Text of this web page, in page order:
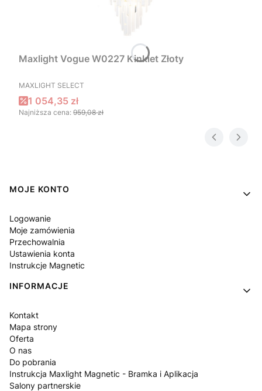
Maxlight Vogue W0227 Kinkiet Złoty
PRODUCENT
MAXLIGHT SELECT
Cena promocyjna
1 054,35 zł
Najniższa cena: 959,08 zł
Linki w stopce
MOJE KONTO
Logowanie
Moje zamówienia
Przechowalnia
Ustawienia konta
Instrukcje Magnetic
INFORMACJE
Kontakt
Mapa strony
Oferta
O nas
Do pobrania
Instrukcja Maxlight Magnetic - Bramka i Aplikacja
Salony partnerskie